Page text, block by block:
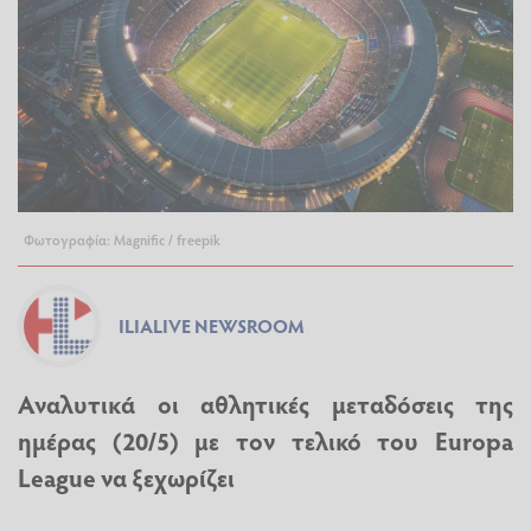
Φωτογραφία: Magnific / freepik
ILIALIVE NEWSROOM
Αναλυτικά οι αθλητικές μεταδόσεις της
ημέρας (20/5) με τον τελικό του Europa
League να ξεχωρίζει